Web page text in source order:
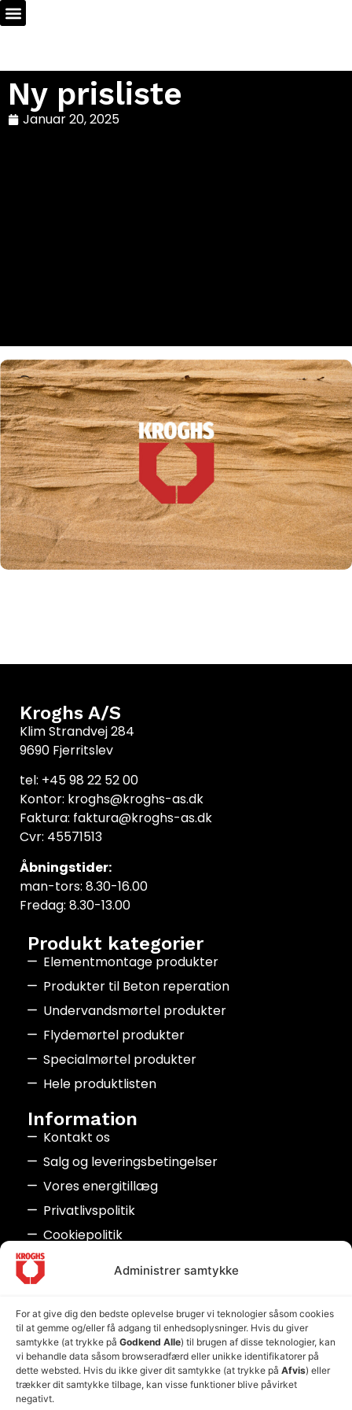
Administrer samtykke
For at give dig den bedste oplevelse bruger vi teknologier såsom cookies
til at gemme og/eller få adgang til enhedsoplysninger. Hvis du giver
samtykke (at trykke på Godkend Alle) til brugen af disse teknologier, kan
vi behandle data såsom browseradfærd eller unikke identifikatorer på
dette websted. Hvis du ikke giver dit samtykke (at trykke på Afvis) eller
trækker dit samtykke tilbage, kan visse funktioner blive påvirket
negativt.
Ny prisliste
Januar 20, 2025
Pr. 1. marts 2025 kommer der ny prisliste.
For yderligere information kontakt Kroghs A/S.
Kroghs A/S
Klim Strandvej 284
9690 Fjerritslev
tel: +45 98 22 52 00
Kontor: kroghs@kroghs-as.dk
Faktura: faktura@kroghs-as.dk
Cvr: 45571513
Åbningstider:
man-tors: 8.30-16.00
Fredag: 8.30-13.00
Produkt kategorier
Elementmontage produkter
Produkter til Beton reperation
Undervandsmørtel produkter
Flydemørtel produkter
Specialmørtel produkter
Hele produktlisten
Information
Kontakt os
Salg og leveringsbetingelser
Vores energitillæg
Privatlivspolitik
Cookiepolitik
Seneste nyheder
Nyt råvaretillæg
Kære kunde, Situationen den seneste tid har
desværre udviklet sig således, at
Læs nyheden